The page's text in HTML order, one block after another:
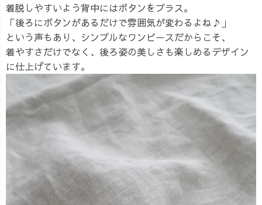
着脱しやすいよう背中にはボタンをプラス。
「後ろにボタンがあるだけで雰囲気が変わるよね♪」
という声もあり、シンプルなワンピースだからこそ、
着やすさだけでなく、後ろ姿の美しさも楽しめるデザイン
に仕上げています。